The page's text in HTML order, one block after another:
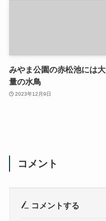
みやま公園の赤松池には大
量の水鳥
2023年12月9日
コメント
コメントする